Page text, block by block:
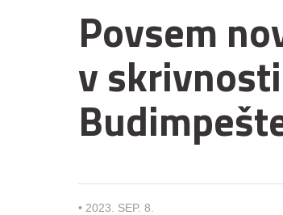
Povsem
v
• 2023. SEP. 8.